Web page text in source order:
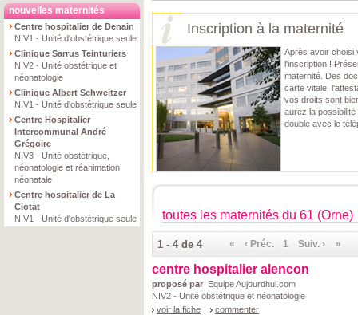
nouvelles maternités
Centre hospitalier de Denain
NIV1 - Unité d'obstétrique seule
Clinique Sarrus Teinturiers
NIV2 - Unité obstétrique et
néonatologie
Clinique Albert Schweitzer
NIV1 - Unité d'obstétrique seule
Centre Hospitalier
Intercommunal André
Grégoire
NIV3 - Unité obstétrique,
néonatologie et réanimation
néonatale
Centre hospitalier de La
Ciotat
NIV1 - Unité d'obstétrique seule
Inscription à la maternité
Après avoir choisi
l'inscription !
maternité. Des
carte vitale,
vos droits sont
aurez la
double avec le
toutes les maternités du 61 (Orne)
1 - 4 de 4 « ‹ Préc. 1 Suiv. › »
centre hospitalier alencon
proposé par Equipe Aujourdhui.com
NIV2 - Unité obstétrique et néonatologie
voir la fiche
commenter